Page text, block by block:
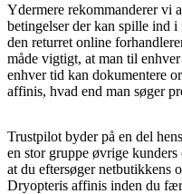
Ydermere rekommanderer vi
betingelser der kan spille ind
den returret online
måde vigtigt, at man til
enhver tid kan dokumentere
affinis, hvad end man søger
Trustpilot byder på en del
en stor gruppe øvrige
at du eftersøger netbutikkens
Dryopteris affinis inden du